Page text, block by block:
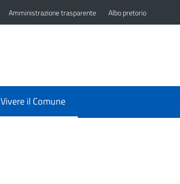
Amministrazione trasparente Albo pretorio
Vivere il Comune